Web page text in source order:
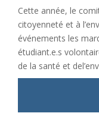
Cette année, le
citoyenneté et à
événements les
étudiant.e.s
de la santé et